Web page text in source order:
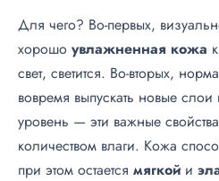
Для чего? Во-первых,
хорошо увлажненная кожа
свет, светится. Во-вторых,
вовремя выпускать новые слои
уровень — эти важные
количеством влаги. Кожа
при этом остается мягкой и